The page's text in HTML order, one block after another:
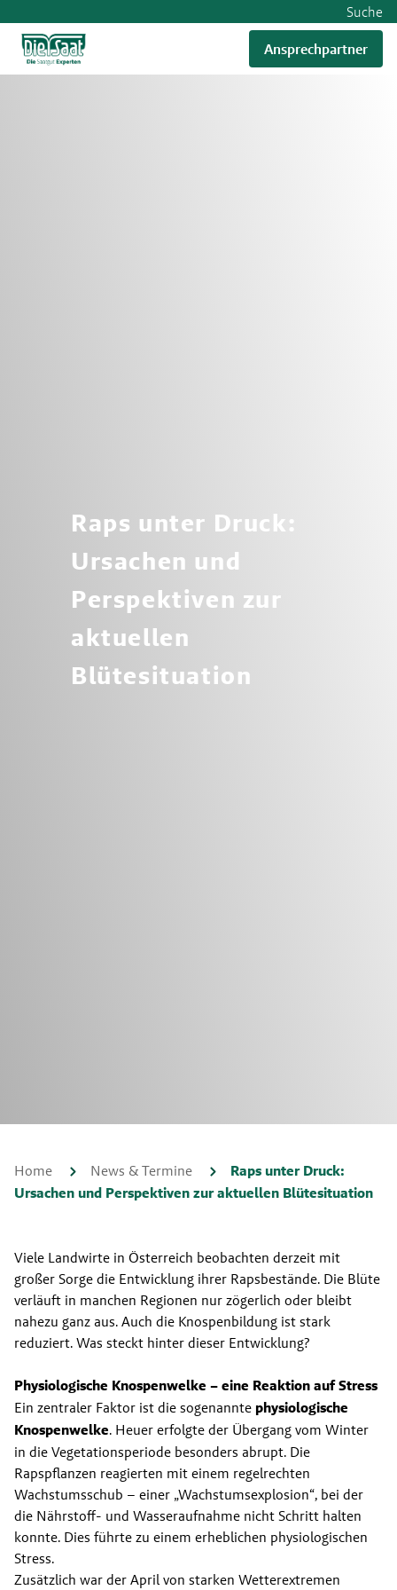
Suche
Ansprechpartner
Raps unter Druck:
Ursachen und
Perspektiven zur
aktuellen
Blütesituation
Home News & Termine
Raps unter Druck:
Ursachen und Perspektiven zur aktuellen Blütesituation
Viele Landwirte in Österreich beobachten derzeit mit
großer Sorge die Entwicklung ihrer Rapsbestände. Die Blüte
verläuft in manchen Regionen nur zögerlich oder bleibt
nahezu ganz aus. Auch die Knospenbildung ist stark
reduziert. Was steckt hinter dieser Entwicklung?
Physiologische Knospenwelke – eine Reaktion auf Stress
Ein zentraler Faktor ist die sogenannte physiologische
Knospenwelke. Heuer erfolgte der Übergang vom Winter
in die Vegetationsperiode besonders abrupt. Die
Rapspflanzen reagierten mit einem regelrechten
Wachstumsschub – einer „Wachstumsexplosion“, bei der
die Nährstoff- und Wasseraufnahme nicht Schritt halten
konnte. Dies führte zu einem erheblichen physiologischen
Stress.
Zusätzlich war der April von starken Wetterextremen